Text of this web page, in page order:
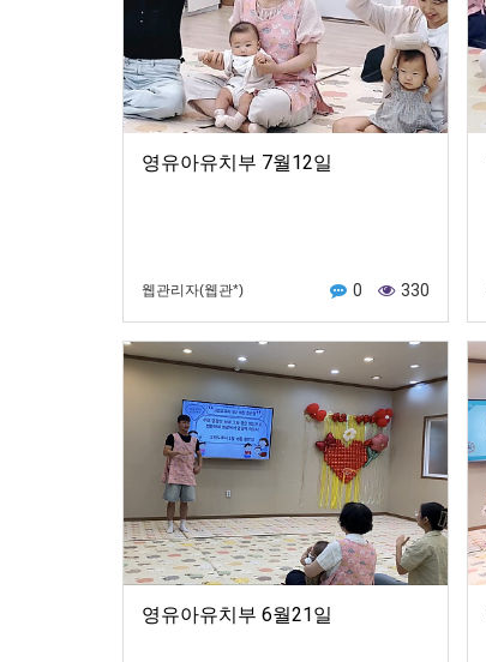
영유아유치부 7월12일
웹관리자(웹관*) 0 330
영유아유치부 6월21일